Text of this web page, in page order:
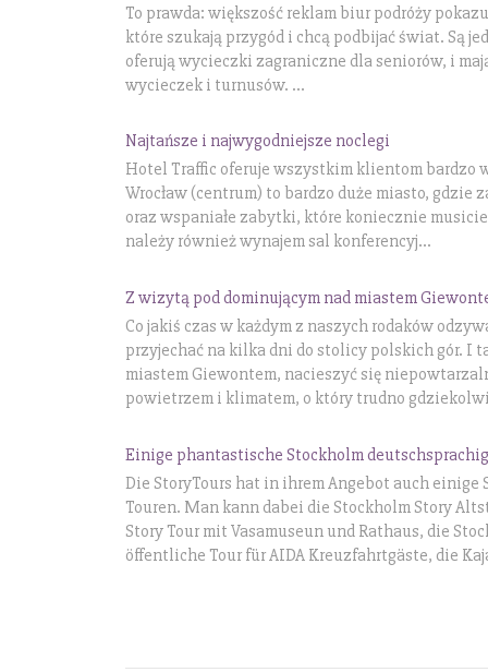
To prawda: większość reklam biur podróży
które szukają przygód i chcą podbijać świat. Są
oferują wycieczki zagraniczne dla seniorów, i
wycieczek i turnusów. ...
Najtańsze i najwygodniejsze noclegi
Hotel Traffic oferuje wszystkim klientom bardzo
Wrocław (centrum) to bardzo duże miasto, gdzie
oraz wspaniałe zabytki, które koniecznie
należy również wynajem sal konferencyj...
Z wizytą pod dominującym nad miastem
Co jakiś czas w każdym z naszych rodaków
przyjechać na kilka dni do stolicy polskich gór. I
miastem Giewontem, nacieszyć się
powietrzem i klimatem, o który trudno
Einige phantastische Stockholm
Die StoryTours hat in ihrem Angebot auch
Touren. Man kann dabei die Stockholm Story
Story Tour mit Vasamuseun und Rathaus, die
öffentliche Tour für AIDA Kreuzfahrtgäste, die